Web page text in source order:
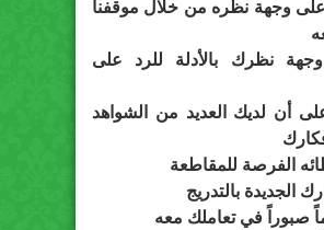
وجهة نظره من خلال موقفنا
نظرك بالأدلة للرد على
أن لديك العديد من الشواهد
الفرصة للمقاطعة
الجديدة بالتدريج
صبوراً في تعاملك معه